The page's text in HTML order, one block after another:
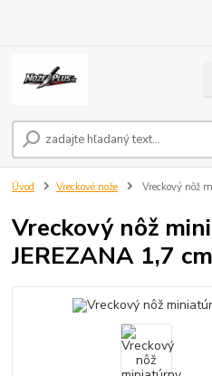
Úvod Vreckové nože Vreckový nôž
Vreckový nôž
JEREZANA 1,7 cm